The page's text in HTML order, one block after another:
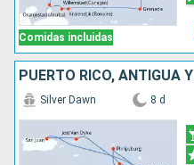
Comidas incluidas
Silver Dawn 8 d